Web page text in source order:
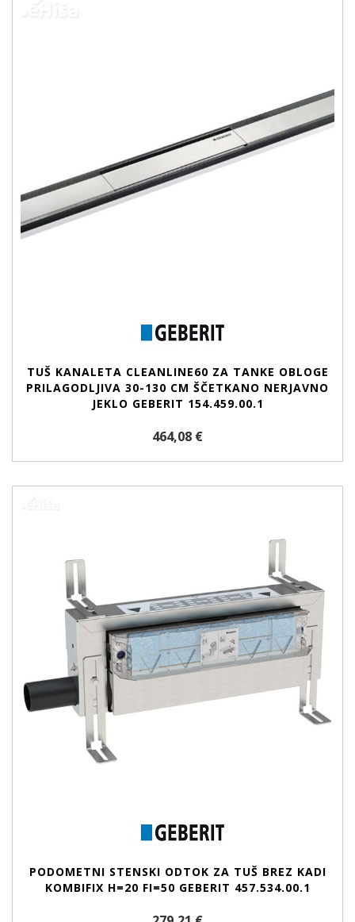
TUŠ KANALETA CLEANLINE60 ZA TANKE OBLOGE
PRILAGODLJIVA 30-130 CM ŠČETKANO NERJAVNO
JEKLO GEBERIT 154.459.00.1
464,08 €
PODOMETNI STENSKI ODTOK ZA TUŠ BREZ KADI
KOMBIFIX H=20 FI=50 GEBERIT 457.534.00.1